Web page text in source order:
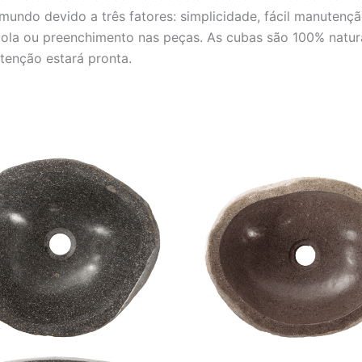
devido a três fatores: simplicidade, fácil
ou preenchimento nas peças. As cubas são 100%
estará pronta.
preço
original
era:
R$ 2.001,00.
preço
atual
é:
R$ 1.667,00.
original
era:
R$ 2.001,00.
atual
é:
R$